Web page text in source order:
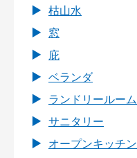
枯山水
窓
庇
ベランダ
ランドリールーム
サニタリー
オープンキッチン